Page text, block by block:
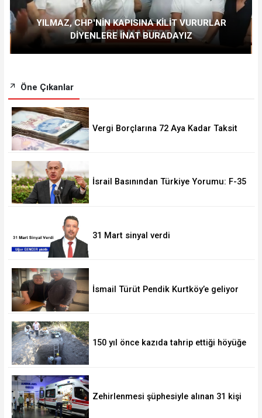
YILMAZ, CHP'NİN KAPISINA KİLİT VURURLAR
DİYENLERE İNAT BURADAYIZ
Öne Çıkanlar
Vergi Borçlarına 72 Aya Kadar Taksit
İsrail Basınından Türkiye Yorumu: F-35
31 Mart sinyal verdi
İsmail Türüt Pendik Kurtköy’e geliyor
150 yıl önce kazıda tahrip ettiği höyüğe
Zehirlenmesi şüphesiyle alınan 31 kişi